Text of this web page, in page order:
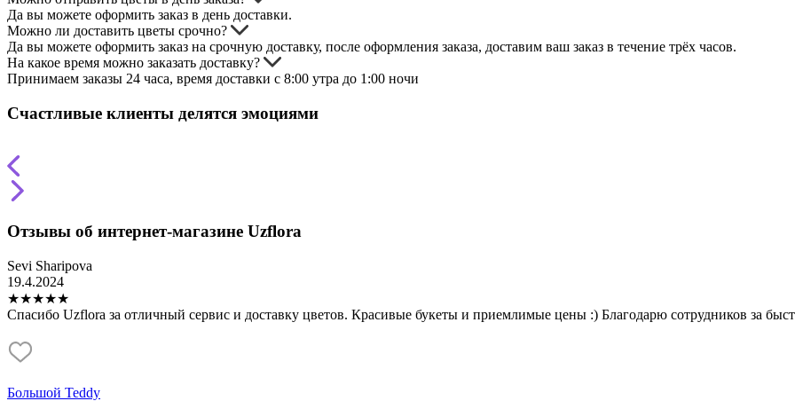
Да вы можете оформить заказ в день доставки.
Можно ли доставить цветы срочно?
Да вы можете оформить заказ на срочную доставку, после оформления заказа, доставим ваш заказ в течение трёх часов.
На какое время можно заказать доставку?
Принимаем заказы 24 часа, время доставки с 8:00 утра до 1:00 ночи
Счастливые клиенты делятся эмоциями
Отзывы об интернет-магазине Uzflora
Sevi Sharipova
19.4.2024
★★★★★
Спасибо Uzflora за отличный сервис и доставку цветов. Красивые букеты и приемлимые цены :) Благодарю сотрудников за
Большой Teddy